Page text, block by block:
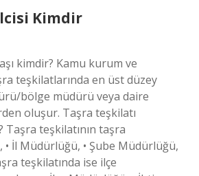
Kimdir
kimdir? Kamu kurum ve
teşkilatlarında en üst düzey
bölge müdürü veya daire
oluşur. Taşra teşkilatı
teşkilatının taşra
• İl Müdürlüğü, • Şube Müdürlüğü,
teşkilatında ise ilçe